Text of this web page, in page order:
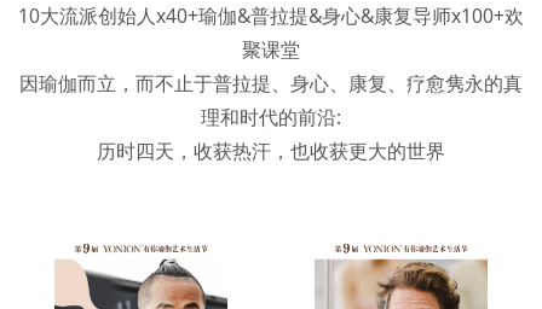
10大流派创始人x40+瑜伽&普拉提&身心&康复导师x100+欢
聚课堂
因瑜伽而立，而不止于普拉提、身心、康复、疗愈隽永的真
理和时代的前沿:
历时四天，收获热汗，也收获更大的世界